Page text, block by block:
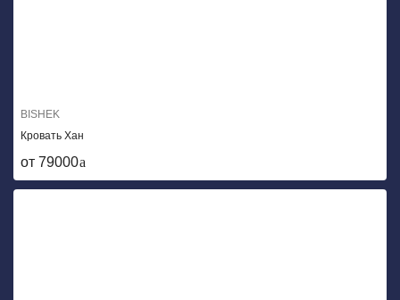
BISHEK
Кровать Хан
от 79000